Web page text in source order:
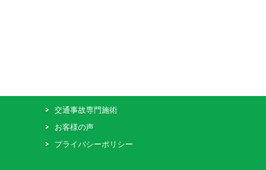
交通事故専門施術
お客様の声
プライバシーポリシー